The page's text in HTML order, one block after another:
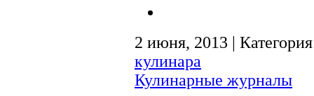
2 июня, 2013 |
кулинара
Кулинарные журналы